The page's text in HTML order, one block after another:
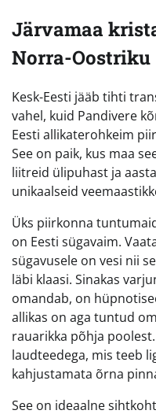
Järvamaa
Norra-Oostriku
Kesk-Eesti jääb tihti
vahel, kuid Pandivere
Eesti allikaterohkeim
See on paik, kus maa
liitreid ülipuhast ja
unikaalseid
Üks piirkonna
on Eesti sügavaim.
sügavusele on vesi nii
läbi klaasi. Sinakas
omandab, on
allikas on aga tuntud
rauarikka põhja
laudteedega, mis teeb
kahjustamata õrna
See on ideaalne